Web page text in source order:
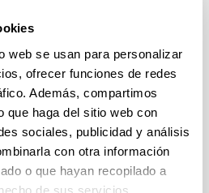
web se usan para personalizar
ofrecer funciones de redes
Además, compartimos
que haga del sitio web con
sociales, publicidad y análisis
con otra información
o que hayan recopilado a
de sus servicios.
elegir este grado
cualificado, todos los
con el título de doctor.
a 4 departamentos de
internacional en
la realización de
con el apoyo de grupos de